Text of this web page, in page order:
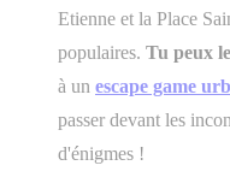
Etienne et la Place
populaires. Tu peux
à un escape game
passer devant les
d'énigmes !